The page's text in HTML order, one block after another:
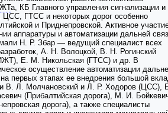
а, КБ Главного управления сигнализации и
ЦСС, ГТСС и некоторых дорог особенно
и Приднепровской. Активное
аппаратуры и автоматизации дальней
Н. Р. Збар — ведущий специалист всех
А. Н. Волоцкой, В. Н. Рогинский
Е. М. Никольская (ГТСС) и др. В
осуществление автоматизации
первых этапах ее внедрения большой
В. Л. Молчановский и Л. Р. Ходоров (ЦСС),
(Прибалтийская дорога), М. И.
дорога), а также специалисты